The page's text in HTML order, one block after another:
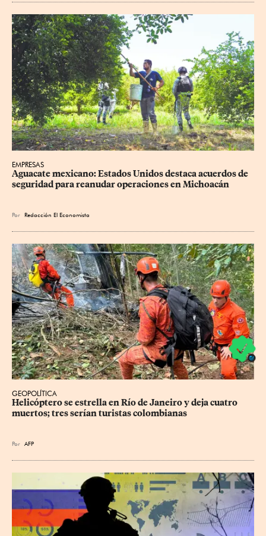
EMPRESAS
Aguacate mexicano: Estados Unidos destaca acuerdos de
seguridad para reanudar operaciones en Michoacán
Por Redacción El Economista
GEOPOLÍTICA
Helicóptero se estrella en Río de Janeiro y deja cuatro
muertos; tres serían turistas colombianas
Por AFP